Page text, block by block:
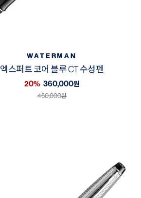
WATERMAN
엑스퍼트 코어 블루 CT 수성펜
20% 360,000원
450,000원